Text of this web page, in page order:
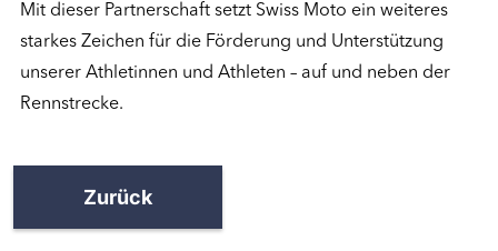
Mit dieser Partnerschaft setzt Swiss Moto ein weiteres
starkes Zeichen für die Förderung und Unterstützung
unserer Athletinnen und Athleten – auf und neben der
Rennstrecke.
Zurück